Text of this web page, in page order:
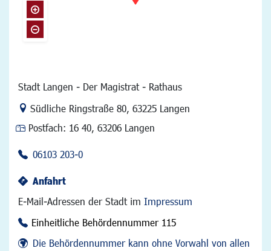
Stadt Langen - Der Magistrat - Rathaus
Link zur Google-Maps Navigation
Südliche Ringstraße 80, 63225 Langen
Postfach: 16 40, 63206 Langen
06103 203-0
Anfahrt
E-Mail-Adressen der Stadt im Impressum
Einheitliche Behördennummer 115
Die Behördennummer kann ohne Vorwahl von allen